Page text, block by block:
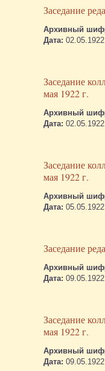
Заседание
Архивный
Дата: 02.05.1922
Заседание
мая 1922 г.
Архивный
Дата: 02.05.1922
Заседание
мая 1922 г.
Архивный
Дата: 05.05.1922
Заседание
Архивный
Дата: 09.05.1922
Заседание
мая 1922 г.
Архивный
Дата: 09.05.1922